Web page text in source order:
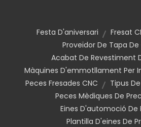
Festa D'aniversari
Fresat
Proveïdor De Tapa
Acabat De Revestiment
Màquines D'emmotllament Per
Peces Fresades CNC
Tipus
Peces Mèdiques De
Eines D'automoció De
Plantilla D'eines De